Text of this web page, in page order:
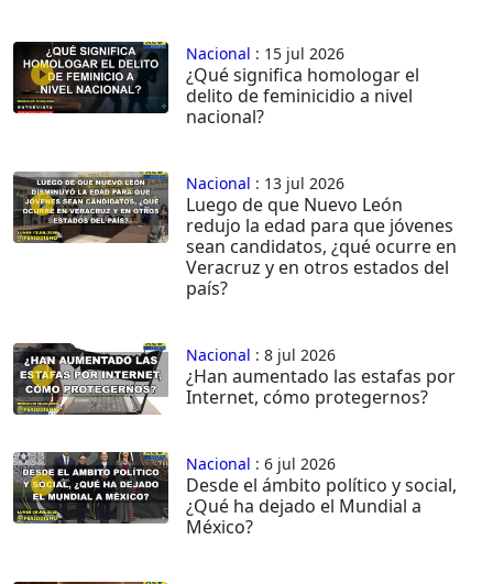
Nacional : 15 jul 2026
¿Qué significa homologar el
delito de feminicidio a nivel
nacional?
Nacional : 13 jul 2026
Luego de que Nuevo León
redujo la edad para que jóvenes
sean candidatos, ¿qué ocurre en
Veracruz y en otros estados del
país?
Nacional : 8 jul 2026
¿Han aumentado las estafas por
Internet, cómo protegernos?
Nacional : 6 jul 2026
Desde el ámbito político y social,
¿Qué ha dejado el Mundial a
México?